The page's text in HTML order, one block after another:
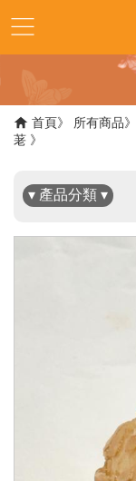
首頁 所有商品
荖
▾ 產品分類 ▾